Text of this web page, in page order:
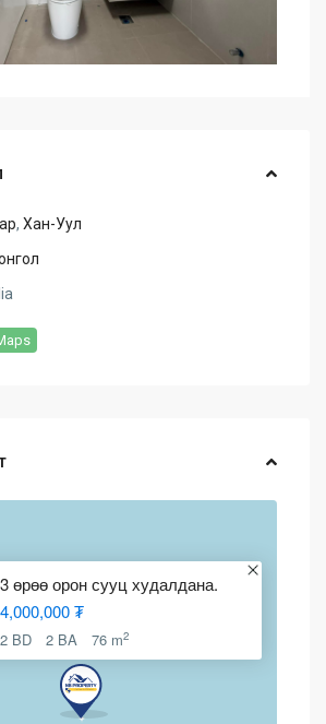
,Хан-Уул
3 өрөө орон сууц худалдана.
4,000,000 ₮
2 BD 2 BA 76 m2